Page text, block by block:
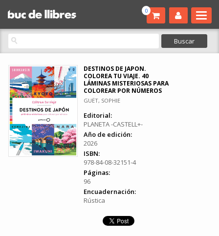
0
DESTINOS DE JAPON.
COLOREA TU VIAJE. 40
LÁMINAS MISTERIOSAS PARA
COLOREAR POR NÚMEROS
GUËT, SOPHIE
Editorial:
PLANETA -CASTELL+-
Año de edición:
2026
ISBN:
978-84-08-32151-4
Páginas:
96
Encuadernación:
Rústica